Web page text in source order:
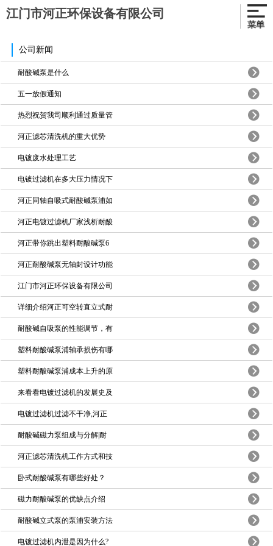
江门市河正环保设备有限公司
公司新闻
耐酸碱泵是什么
五一放假通知
热烈祝贺我司顺利通过质量管
河正滤芯清洗机的重大优势
电镀废水处理工艺
电镀过滤机在多大压力情况下
河正同轴自吸式耐酸碱泵浦如
河正电镀过滤机厂家浅析耐酸
河正带你跳出塑料耐酸碱泵6
河正耐酸碱泵无轴封设计功能
江门市河正环保设备有限公司
详细介绍河正可空转直立式耐
耐酸碱自吸泵的性能调节，有
塑料耐酸碱泵浦轴承损伤有哪
塑料耐酸碱泵浦成本上升的原
来看看电镀过滤机的发展史及
电镀过滤机过滤不干净,河正
耐酸碱磁力泵组成与分解|耐
河正滤芯清洗机工作方式和技
卧式耐酸碱泵有哪些好处？
磁力耐酸碱泵的优缺点介绍
耐酸碱立式泵的泵浦安装方法
电镀过滤机内泄是因为什么?